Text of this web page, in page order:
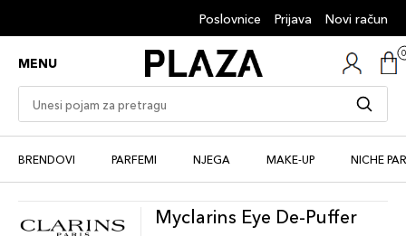
Poslovnice Prijava Novi račun
MENU
BRENDOVI PARFEMI NJEGA MAKE-UP NICHE
Myclarins Eye De-Puffer